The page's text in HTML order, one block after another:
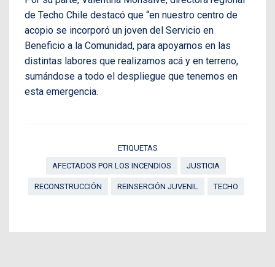
de Techo Chile destacó que “en nuestro centro de
acopio se incorporó un joven del Servicio en
Beneficio a la Comunidad, para apoyarnos en las
distintas labores que realizamos acá y en terreno,
sumándose a todo el despliegue que tenemos en
esta emergencia.
ETIQUETAS
AFECTADOS POR LOS INCENDIOS
JUSTICIA
RECONSTRUCCIÓN REINSERCIÓN JUVENIL TECHO